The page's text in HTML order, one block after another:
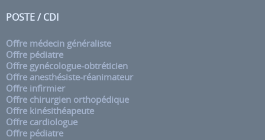
POSTE / CDI
Offre médecin généraliste
Offre pédiatre
Offre gynécologue-obtréticien
Offre anesthésiste-réanimateur
Offre infirmier
Offre chirurgien orthopédique
Offre kinésithéapeute
Offre cardiologue
Offre pédiatre